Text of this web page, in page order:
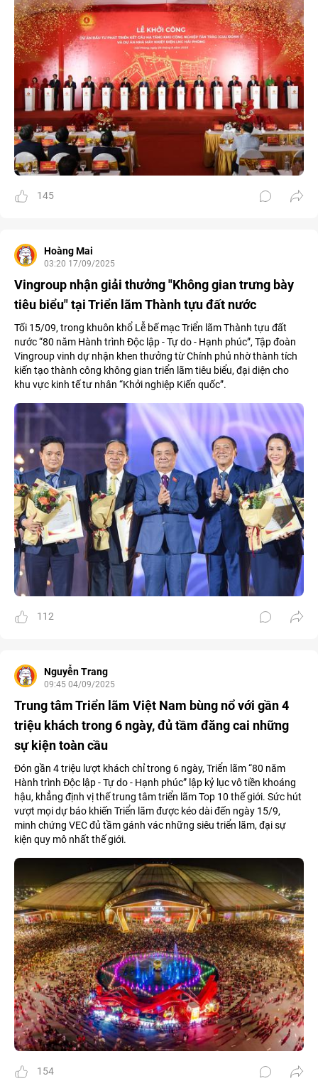
145
Hoàng Mai
03:20 17/09/2025
Vingroup nhận giải thưởng "Không gian trưng bày
tiêu biểu" tại Triển lãm Thành tựu đất nước
Tối 15/09, trong khuôn khổ Lễ bế mạc Triển lãm Thành tựu đất
nước “80 năm Hành trình Độc lập - Tự do - Hạnh phúc”, Tập đoàn
Vingroup vinh dự nhận khen thưởng từ Chính phủ nhờ thành tích
kiến tạo thành công không gian triển lãm tiêu biểu, đại diện cho
khu vực kinh tế tư nhân “Khởi nghiệp Kiến quốc”.
112
Nguyễn Trang
09:45 04/09/2025
Trung tâm Triển lãm Việt Nam bùng nổ với gần 4
triệu khách trong 6 ngày, đủ tầm đăng cai những
sự kiện toàn cầu
Đón gần 4 triệu lượt khách chỉ trong 6 ngày, Triển lãm “80 năm
Hành trình Độc lập - Tự do - Hạnh phúc” lập kỷ lục vô tiền khoáng
hậu, khẳng định vị thế trung tâm triển lãm Top 10 thế giới. Sức hút
vượt mọi dự báo khiến Triển lãm được kéo dài đến ngày 15/9,
minh chứng VEC đủ tầm gánh vác những siêu triển lãm, đại sự
kiện quy mô nhất thế giới.
154